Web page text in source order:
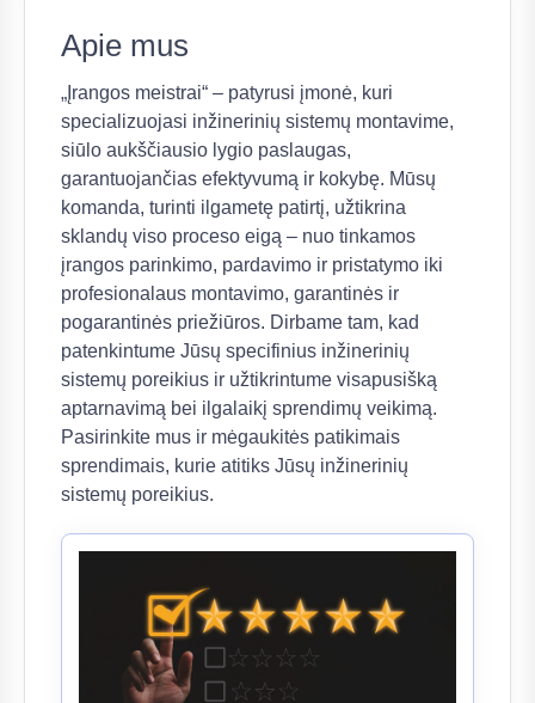
Apie mus
„Įrangos meistrai“ – patyrusi įmonė, kuri
specializuojasi inžinerinių sistemų montavime,
siūlo aukščiausio lygio paslaugas,
garantuojančias efektyvumą ir kokybę. Mūsų
komanda, turinti ilgametę patirtį, užtikrina
sklandų viso proceso eigą – nuo tinkamos
įrangos parinkimo, pardavimo ir pristatymo iki
profesionalaus montavimo, garantinės ir
pogarantinės priežiūros. Dirbame tam, kad
patenkintume Jūsų specifinius inžinerinių
sistemų poreikius ir užtikrintume visapusišką
aptarnavimą bei ilgalaikį sprendimų veikimą.
Pasirinkite mus ir mėgaukitės patikimais
sprendimais, kurie atitiks Jūsų inžinerinių
sistemų poreikius.